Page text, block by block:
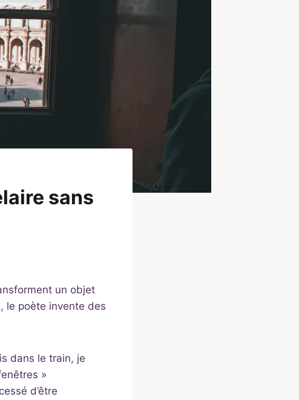
sans
un objet
le poète invente des
dans le train, je
»
d’être